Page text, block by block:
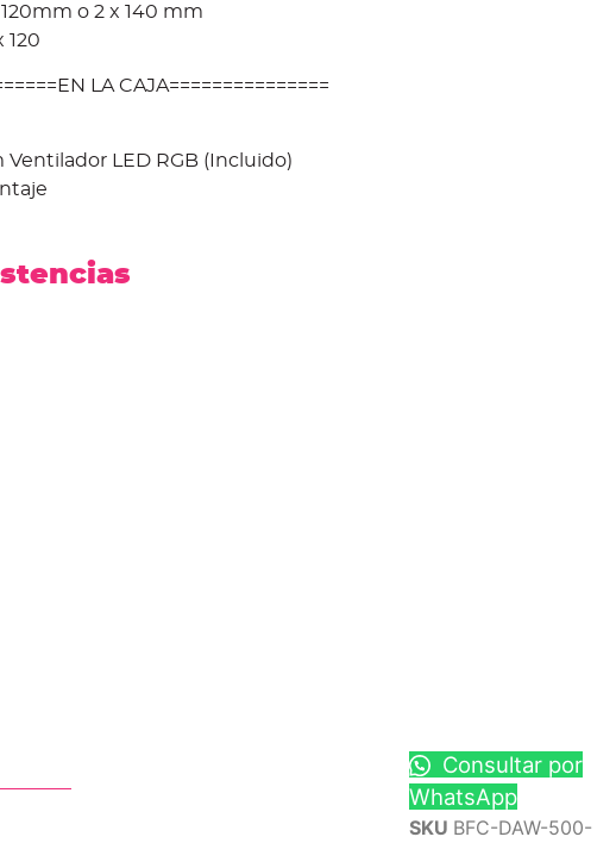
120mm o 2 x 140 mm
120
LA CAJA===============
Ventilador LED RGB (Incluido)
Consultar por
WhatsApp
SKU BFC-DAW-500-